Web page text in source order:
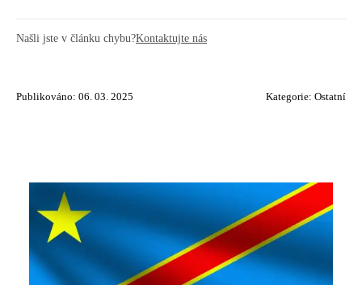
Našli jste v článku chybu?Kontaktujte nás
Publikováno: 06. 03. 2025 Kategorie: Ostatní